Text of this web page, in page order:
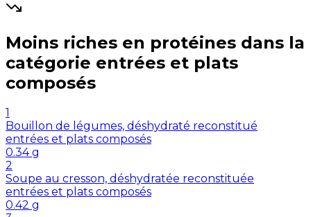
Moins riches en protéines dans la
catégorie entrées et plats
composés
1
Bouillon de légumes, déshydraté reconstitué
entrées et plats composés
0.34 g
2
Soupe au cresson, déshydratée reconstituée
entrées et plats composés
0.42 g